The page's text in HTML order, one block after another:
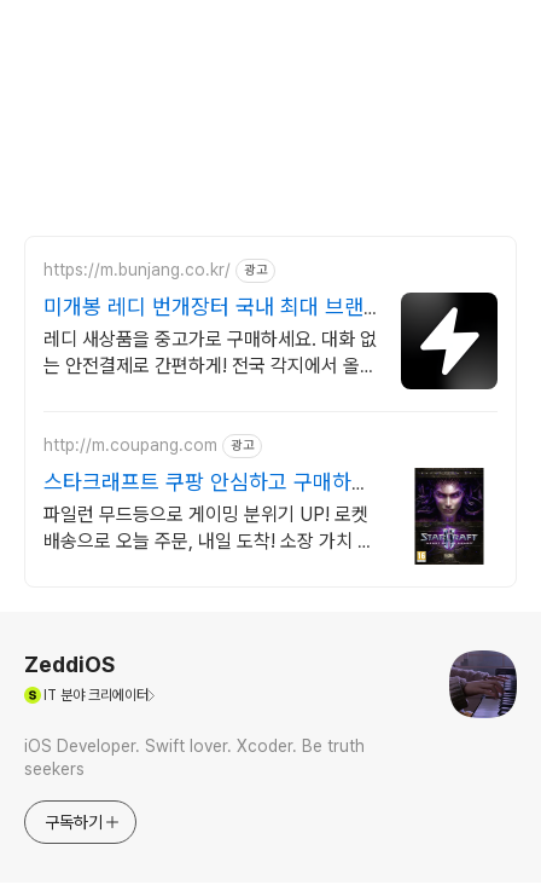
https://m.bunjang.co.kr/ 광고
미개봉 레디 번개장터 국내 최대 브랜
드 중고거래
레디 새상품을 중고가로 구매하세요. 대화 없
는 안전결제로 간편하게! 전국 각지에서 올라
http://m.coupang.com 광고
스타크래프트 쿠팡 안심하고 구매하세
요
파일런 무드등으로 게이밍 분위기 UP! 로켓
배송으로 오늘 주문, 내일 도착! 소장 가치 높
ZeddiOS
IT 분야 크리에이터
iOS Developer. Swift lover. Xcoder. Be truth
seekers
구독하기